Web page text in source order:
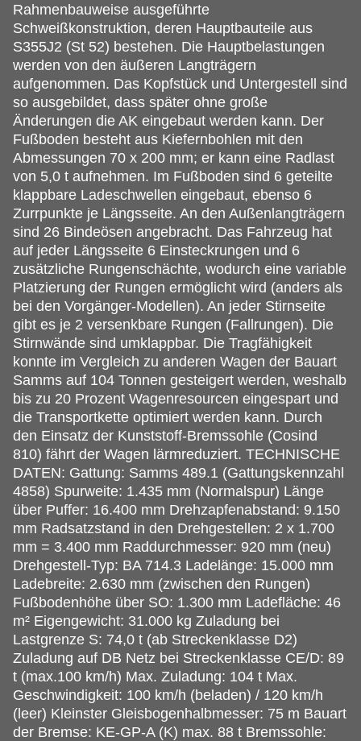
Rahmenbauweise ausgeführte
Schweißkonstruktion, deren Hauptbauteile aus
S355J2 (St 52) bestehen. Die Hauptbelastungen
werden von den äußeren Langträgern
aufgenommen. Das Kopfstück und Untergestell sind
so ausgebildet, dass später ohne große
Änderungen die AK eingebaut werden kann. Der
Fußboden besteht aus Kiefernbohlen mit den
Abmessungen 70 x 200 mm; er kann eine Radlast
von 5,0 t aufnehmen. Im Fußboden sind 6 geteilte
klappbare Ladeschwellen eingebaut, ebenso 6
Zurrpunkte je Längsseite. An den Außenlangträgern
sind 26 Bindeösen angebracht. Das Fahrzeug hat
auf jeder Längsseite 6 Einsteckrungen und 6
zusätzliche Rungenschächte, wodurch eine variable
Platzierung der Rungen ermöglicht wird (anders als
bei den Vorgänger-Modellen). An jeder Stirnseite
gibt es je 2 versenkbare Rungen (Fallrungen). Die
Stirnwände sind umklappbar. Die Tragfähigkeit
konnte im Vergleich zu anderen Wagen der Bauart
Samms auf 104 Tonnen gesteigert werden, weshalb
bis zu 20 Prozent Wagenresourcen eingespart und
die Transportkette optimiert werden kann. Durch
den Einsatz der Kunststoff-Bremssohle (Cosind
810) fährt der Wagen lärmreduziert. TECHNISCHE
DATEN: Gattung: Samms 489.1 (Gattungskennzahl
4858) Spurweite: 1.435 mm (Normalspur) Länge
über Puffer: 16.400 mm Drehzapfenabstand: 9.150
mm Radsatzstand in den Drehgestellen: 2 x 1.700
mm = 3.400 mm Raddurchmesser: 920 mm (neu)
Drehgestell-Typ: BA 714.3 Ladelänge: 15.000 mm
Ladebreite: 2.630 mm (zwischen den Rungen)
Fußbodenhöhe über SO: 1.300 mm Ladefläche: 46
m² Eigengewicht: 31.000 kg Zuladung bei
Lastgrenze S: 74,0 t (ab Streckenklasse D2)
Zuladung auf DB Netz bei Streckenklasse CE/D: 89
t (max.100 km/h) Max. Zuladung: 104 t Max.
Geschwindigkeit: 100 km/h (beladen) / 120 km/h
(leer) Kleinster Gleisbogenhalbmesser: 75 m Bauart
der Bremse: KE-GP-A (K) max. 88 t Bremssohle: